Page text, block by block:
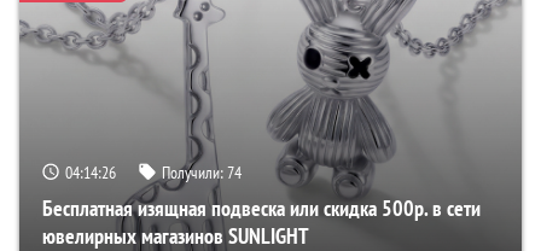
04:14:26 Получили:74
Бесплатная изящная подвеска или скидка 500р. в сети
ювелирных магазинов SUNLIGHT